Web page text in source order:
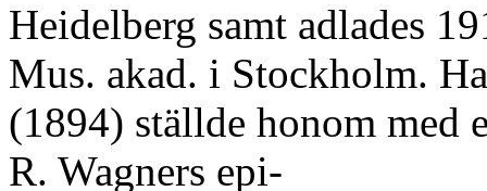
Heidelberg samt adlades
Mus. akad. i Stockholm.
(1894) ställde honom med
R. Wagners epi-